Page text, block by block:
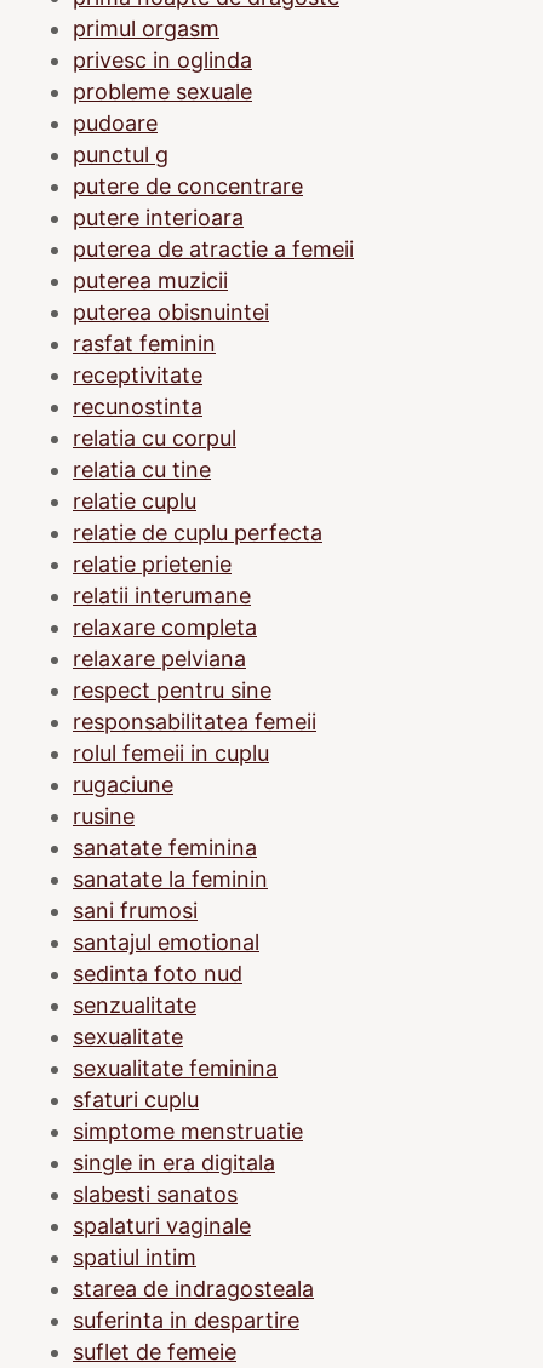
primul orgasm
privesc in oglinda
probleme sexuale
pudoare
punctul g
putere de concentrare
putere interioara
puterea de atractie a femeii
puterea muzicii
puterea obisnuintei
rasfat feminin
receptivitate
recunostinta
relatia cu corpul
relatia cu tine
relatie cuplu
relatie de cuplu perfecta
relatie prietenie
relatii interumane
relaxare completa
relaxare pelviana
respect pentru sine
responsabilitatea femeii
rolul femeii in cuplu
rugaciune
rusine
sanatate feminina
sanatate la feminin
sani frumosi
santajul emotional
sedinta foto nud
senzualitate
sexualitate
sexualitate feminina
sfaturi cuplu
simptome menstruatie
single in era digitala
slabesti sanatos
spalaturi vaginale
spatiul intim
starea de indragosteala
suferinta in despartire
suflet de femeie